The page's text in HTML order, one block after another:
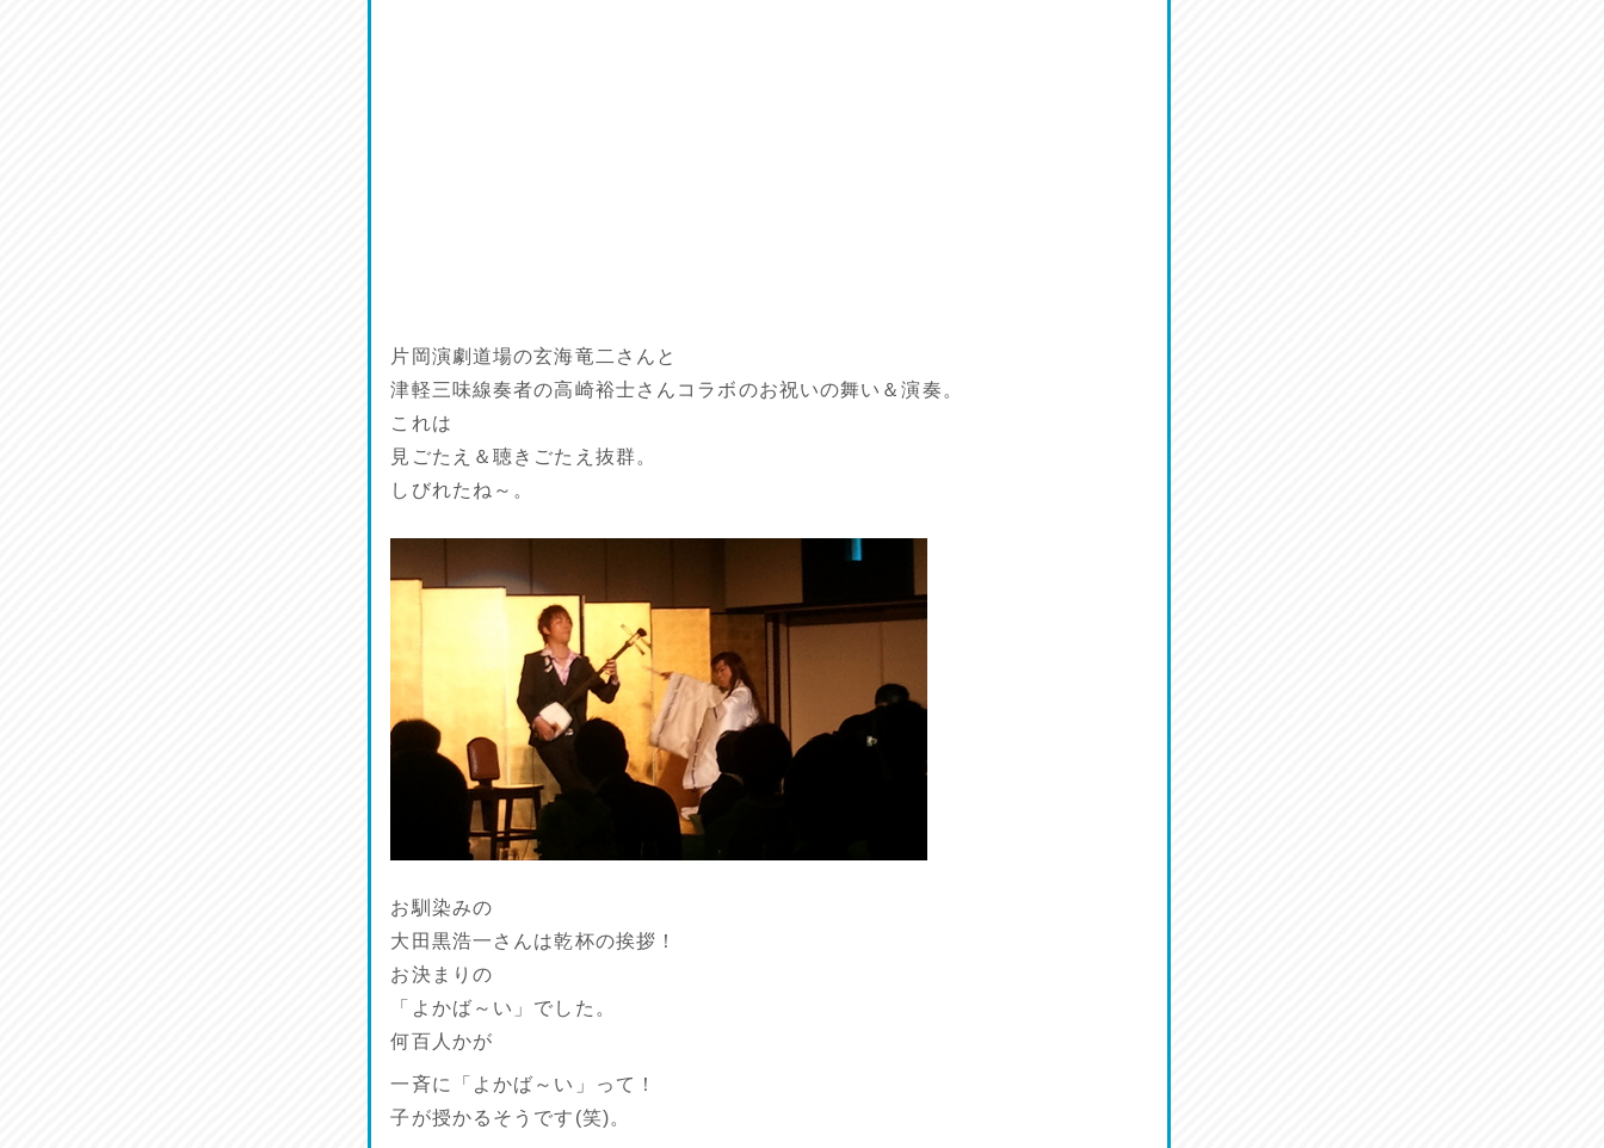
片岡演劇道場の玄海竜二さんと
津軽三味線奏者の高崎裕士さんコラボのお祝いの舞い＆演奏。
これは
見ごたえ＆聴きごたえ抜群。
しびれたね～。
お馴染みの
大田黒浩一さんは乾杯の挨拶！
お決まりの
「よかば～い」でした。
何百人かが
一斉に「よかば～い」って！
子が授かるそうです(笑)。